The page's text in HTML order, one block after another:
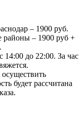
– 1900 руб.
районы – 1900 руб +
14:00 до 22:00. За час
будет рассчитана